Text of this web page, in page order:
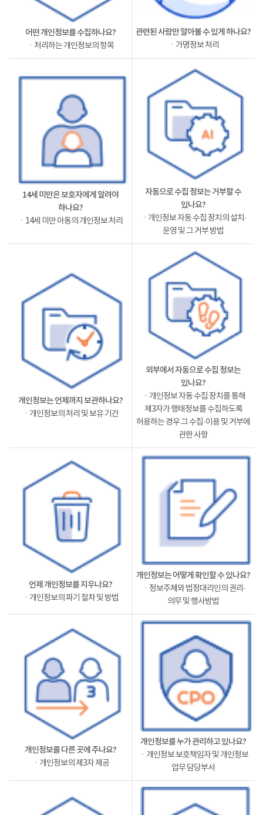
어떤 개인정보를 수집하나요?
ㆍ처리하는 개인정보의 항목
관련된 사람만 알아볼 수 있게 하나요?
ㆍ가명정보 처리
14세 미만은 보호자에게 알려야
하나요?
ㆍ14세 미만 아동의 개인정보 처리
자동으로 수집 정보는 거부할 수
있나요?
ㆍ개인정보 자동 수집 장치의 설치·
운영 및 그 거부 방법
개인정보는 언제까지 보관하나요?
ㆍ개인정보의 처리 및 보유 기간
외부에서 자동으로 수집 정보는
있나요?
ㆍ개인정보 자동 수집 장치를 통해
제3자가 행태정보를 수집하도록
허용하는 경우 그 수집·이용 및 거부에
관한 사항
언제 개인정보를 지우나요?
ㆍ개인정보의 파기 절차 및 방법
개인정보는 어떻게 확인할 수 있나요?
ㆍ정보주체와 법정대리인의 권리·
의무 및 행사방법
개인정보를 다른 곳에 주나요?
ㆍ개인정보의 제3자 제공
개인정보를 누가 관리하고 있나요?
ㆍ개인정보 보호책임자 및 개인정보
업무 담당부서